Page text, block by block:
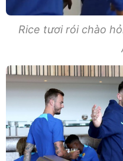
Rice tươi rói chào